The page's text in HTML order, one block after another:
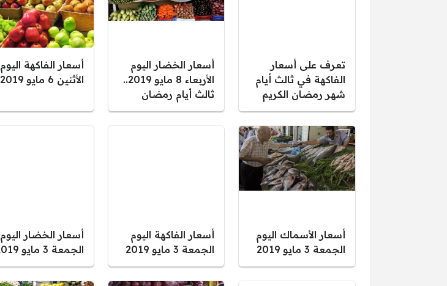
تعرف على أسعار
الفاكهة في ثالث أيام
شهر رمضان الكريم
أسعار الخضار اليوم
الأربعاء 8 مايو 2019..
ثالث أيام رمضان
أسعار الفاكهة اليوم
الأثنين 6 مايو 2019
أسعار الأسماك اليوم
الجمعة 3 مايو 2019
أسعار الفاكهة اليوم
الجمعة 3 مايو 2019
أسعار الخضار اليوم
الجمعة 3 مايو 2019